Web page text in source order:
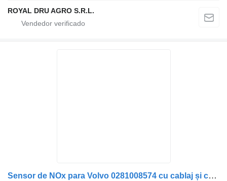
ROYAL DRU AGRO S.R.L.
Sensor de NOx para Volvo 0281008574 cu cablaj și conectori kompleți camión